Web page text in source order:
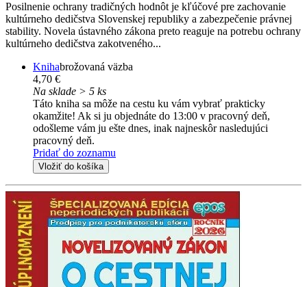
Posilnenie ochrany tradičných hodnôt je kľúčové pre zachovanie
kultúrneho dedičstva Slovenskej republiky a zabezpečenie právnej
stability. Novela ústavného zákona preto reaguje na potrebu ochrany
kultúrneho dedičstva zakotveného...
Knihabrožovaná väzba
4,70 €
Na sklade > 5 ks
Táto kniha sa môže na cestu ku vám vybrať prakticky
okamžite! Ak si ju objednáte do 13:00 v pracovný deň,
odošleme vám ju ešte dnes, inak najneskôr nasledujúci
pracovný deň.
Pridať do zoznamu
Vložiť do košíka